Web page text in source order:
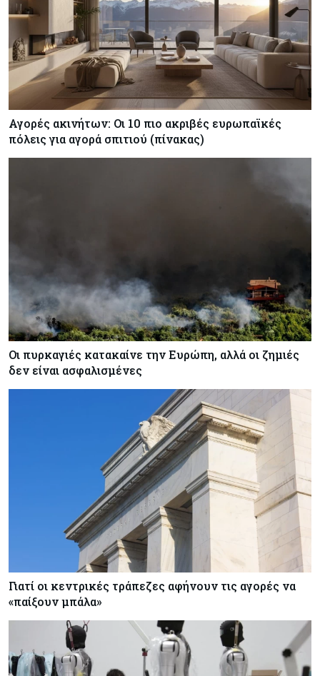
Αγορές ακινήτων: Οι 10 πιο ακριβές ευρωπαϊκές
πόλεις για αγορά σπιτιού (πίνακας)
Οι πυρκαγιές κατακαίνε την Ευρώπη, αλλά οι ζημιές
δεν είναι ασφαλισμένες
Γιατί οι κεντρικές τράπεζες αφήνουν τις αγορές να
«παίξουν μπάλα»